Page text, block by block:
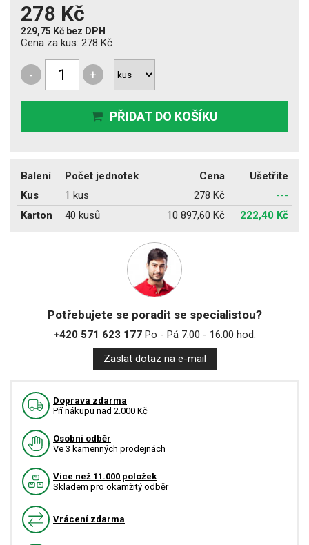
278 Kč
229,75 Kč bez DPH
Cena za kus: 278 Kč
- +
PŘIDAT DO KOŠÍKU
Balení Počet jednotek Cena
Ušetříte
Kus
1 kus 278 Kč
---
Karton
40 kusů 10 897,60 Kč 222,40 Kč
Potřebujete se poradit se specialistou?
+420 571 623 177Po - Pá 7:00 - 16:00 hod.
Zaslat dotaz na e-mail
Doprava zdarma
Pří nákupu nad 2.000 Kč
Osobní odběr
Ve 3 kamenných prodejnách
Více než 11.000 položek
Skladem pro okamžitý odběr
Vrácení zdarma